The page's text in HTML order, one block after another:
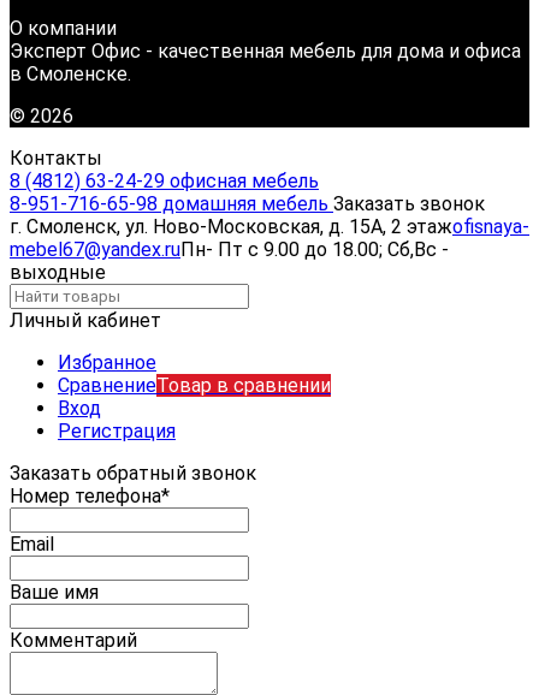
О компании
Эксперт Офис - качественная мебель для дома и офиса
в Смоленске.
© 2026
Контакты
8 (4812) 63-24-29 офисная мебель
8-951-716-65-98 домашняя мебель Заказать звонок
г. Смоленск, ул. Ново-Московская, д. 15А, 2 этажofisnaya-
mebel67@yandex.ruПн- Пт с 9.00 до 18.00; Сб,Вс -
выходные
Личный кабинет
Избранное
СравнениеТовар в сравнении
Вход
Регистрация
Заказать обратный звонок
Номер телефона*
Email
Ваше имя
Комментарий